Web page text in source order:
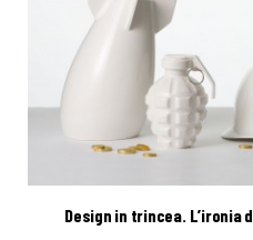
Design in trincea. L’ironia